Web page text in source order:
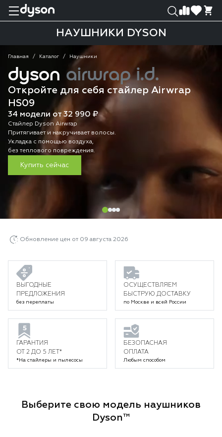
НАУШНИКИ DYSON
Главная Каталог Наушники
dyson airwrap i.d.
Откройте для себя стайлер Airwrap
HS09
34 модели от 32 990 ₽
Стайлер Dyson Airwrap
Притягивает и накручивает волосы.
Укладка с помощью воздуха,
без теплового повреждения.
Купить сейчас
Обновление цен от 09 августа 2026
ВЫГОДНЫЕ
ПРЕДЛОЖЕНИЯ
без переплаты
ОСУЩЕСТВЛЯЕМ
БЫСТРУЮ ДОСТАВКУ
по Москве и всей России
ГАРАНТИЯ
ОТ 2 ДО 5 ЛЕТ*
*На стайлеры и пылесосы
БЕЗОПАСНАЯ
ОПЛАТА
Любым способом
Выберите свою модель наушников
Dyson™